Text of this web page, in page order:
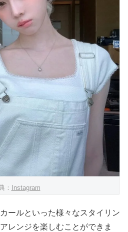
： Instagram
ールといった様々なスタイリン
レンジを楽しむことができま